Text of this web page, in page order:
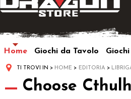
Home Giochi da Tavolo
TI TROVI IN HOME EDITORIA
Choose